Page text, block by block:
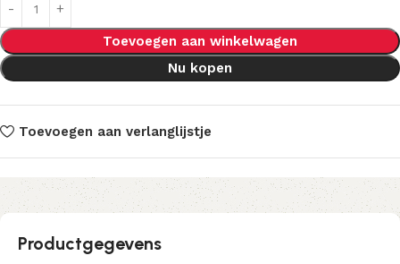
Toevoegen aan winkelwagen
Nu kopen
Toevoegen aan verlanglijstje
Productgegevens